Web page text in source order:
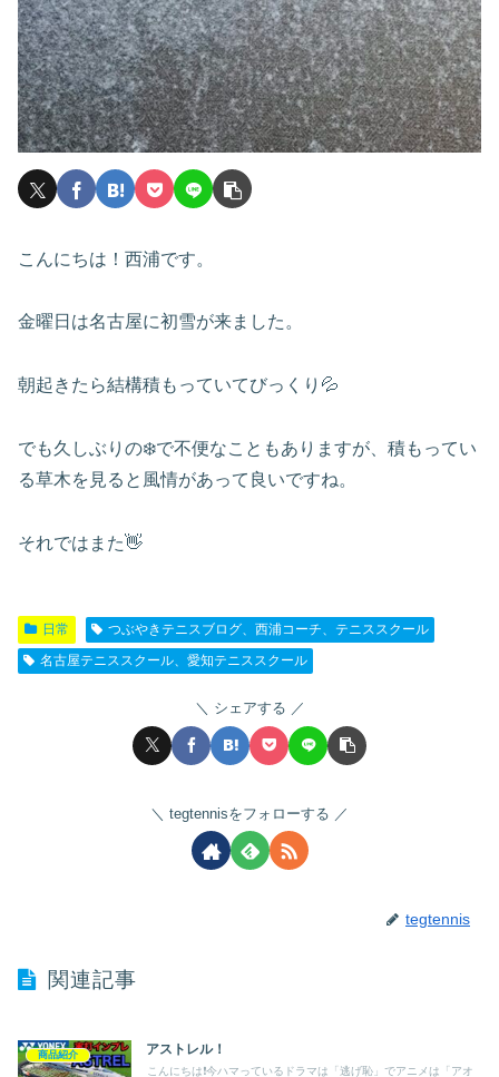
こんにちは！西浦です。
金曜日は名古屋に初雪が来ました。
朝起きたら結構積もっていてびっくり💦
でも久しぶりの❄️で不便なこともありますが、積もってい
る草木を見ると風情があって良いですね。
それではまた👋
日常
つぶやきテニスブログ、西浦コーチ、テニススクール
名古屋テニススクール、愛知テニススクール
シェアする
tegtennisをフォローする
tegtennis
関連記事
商品紹介 アストレル！
こんにちは❗️今ハマっているドラマは「逃げ恥」でアニメは「アオ